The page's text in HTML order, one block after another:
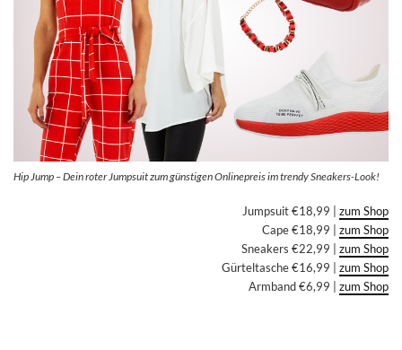
Hip Jump – Dein roter Jumpsuit zum günstigen Onlinepreis im trendy Sneakers-Look!
Jumpsuit €18,99 | zum Shop
Cape €18,99 | zum Shop
Sneakers €22,99 | zum Shop
Gürteltasche €16,99 | zum Shop
Armband €6,99 | zum Shop